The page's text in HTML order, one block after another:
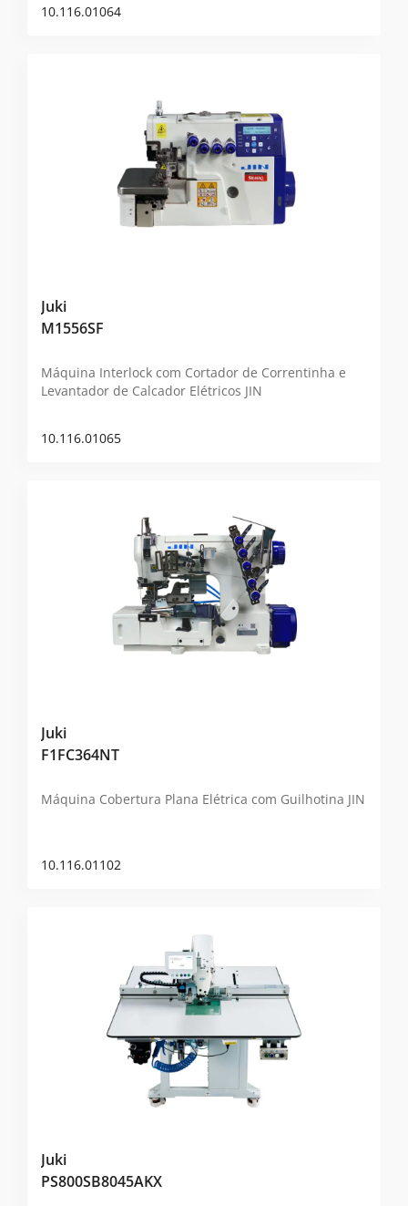
10.116.01064
Juki
M1556SF
Máquina Interlock com Cortador de Correntinha e
Levantador de Calcador Elétricos JIN
10.116.01065
Juki
F1FC364NT
Máquina Cobertura Plana Elétrica com Guilhotina JIN
10.116.01102
Juki
PS800SB8045AKX